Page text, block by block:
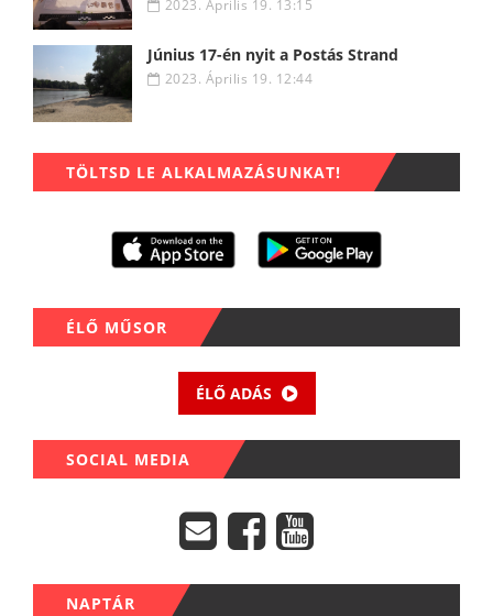
2023. Április 19. 13:15
Június 17-én nyit a Postás Strand
2023. Április 19. 12:44
TÖLTSD LE ALKALMAZÁSUNKAT!
ÉLŐ MŰSOR
ÉLŐ ADÁS
SOCIAL MEDIA
NAPTÁR